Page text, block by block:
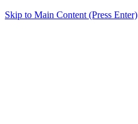
Skip to Main Content (Press Enter)